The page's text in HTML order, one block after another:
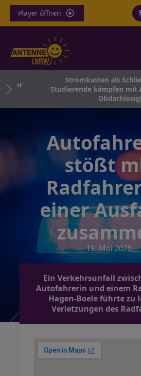
Player öffnen
Stromkasten als
Studierende kämpfen mit
stößt
einer
19. Mai 2026
Ein Verkehrsunfall
Autofahrerin und einem
Hagen-Boele führte zu
Verletzungen des